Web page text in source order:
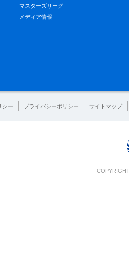
マスターズリーグ
メディア情報
シー プライバシーポリシー サイトマップ